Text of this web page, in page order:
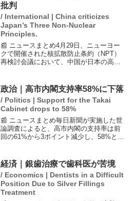
批判
/ International | China criticizes
Japan’s Three Non-Nuclear
Principles.
📰 ニュースまとめ4月29日、ニューヨー
クで開催された核拡散防止条約（NPT）
再検討会議において、中国が日本の高市
本が核兵器を取得することを阻止すべき
であり、今後の会議...
政治｜高市内閣支持率58%に下落
/ Politics | Support for the Takai
Cabinet drops to 58%
📰 ニュースまとめ毎日新聞が実施した世
論調査によると、高市内閣の支持率は前
回の61%から3ポイント減少し、58%とな
は2カ月ぶりのこと。調査は3月28日と29
日に...
経済｜銀歯治療で歯科医が苦境
/ Economics | Dentists in a Difficult
Position Due to Silver Fillings
Treatment